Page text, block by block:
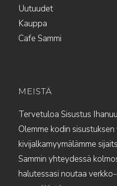
Uutuudet
Kauppa
Cafe Sammi
MEISTÄ
Tervetuloa Sisustus
Olemme kodin
kivijalkamyymälämme
Sammin yhteydessä
halutessasi noutaa